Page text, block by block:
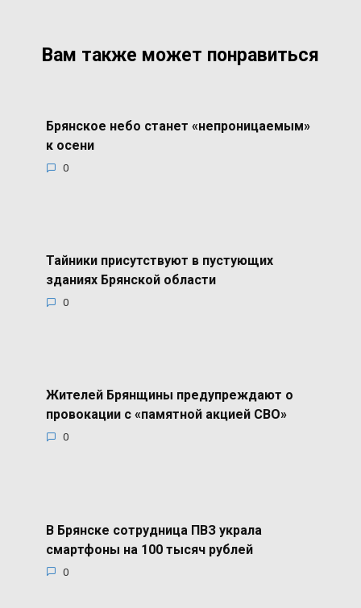
Вам также может понравиться
Брянское небо станет «непроницаемым»
к осени
0
Тайники присутствуют в пустующих
зданиях Брянской области
0
Жителей Брянщины предупреждают о
провокации с «памятной акцией СВО»
0
В Брянске сотрудница ПВЗ украла
смартфоны на 100 тысяч рублей
0